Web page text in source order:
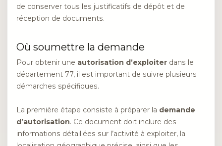
de conserver tous les justificatifs de dépôt et de
réception de documents.
Où soumettre la demande
Pour obtenir une autorisation d’exploiter dans le
département 77, il est important de suivre plusieurs
démarches spécifiques.
La première étape consiste à préparer la demande
d’autorisation. Ce document doit inclure des
informations détaillées sur l’activité à exploiter, la